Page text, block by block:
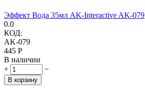
Эффект Вода 35мл AK-Interactive AK-079
0.0
КОД:
AK-079
‍445‍ Р
В наличии
+
−
В корзину